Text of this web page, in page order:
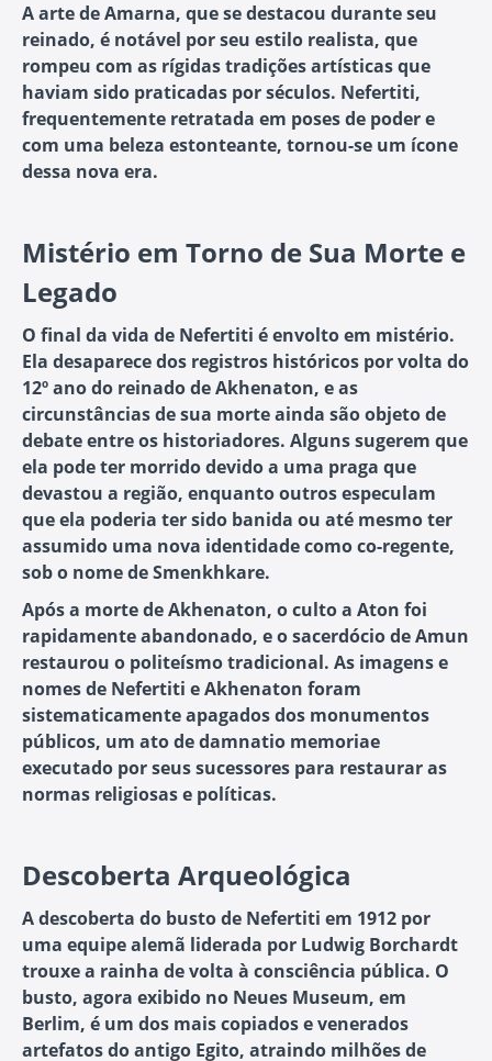
A arte de Amarna, que se destacou durante seu
reinado, é notável por seu estilo realista, que
rompeu com as rígidas tradições artísticas que
haviam sido praticadas por séculos. Nefertiti,
frequentemente retratada em poses de poder e
com uma beleza estonteante, tornou-se um ícone
dessa nova era.
Mistério em Torno de Sua Morte e
Legado
O final da vida de Nefertiti é envolto em mistério.
Ela desaparece dos registros históricos por volta do
12º ano do reinado de Akhenaton, e as
circunstâncias de sua morte ainda são objeto de
debate entre os historiadores. Alguns sugerem que
ela pode ter morrido devido a uma praga que
devastou a região, enquanto outros especulam
que ela poderia ter sido banida ou até mesmo ter
assumido uma nova identidade como co-regente,
sob o nome de Smenkhkare.
Após a morte de Akhenaton, o culto a Aton foi
rapidamente abandonado, e o sacerdócio de Amun
restaurou o politeísmo tradicional. As imagens e
nomes de Nefertiti e Akhenaton foram
sistematicamente apagados dos monumentos
públicos, um ato de damnatio memoriae
executado por seus sucessores para restaurar as
normas religiosas e políticas.
Descoberta Arqueológica
A descoberta do busto de Nefertiti em 1912 por
uma equipe alemã liderada por Ludwig Borchardt
trouxe a rainha de volta à consciência pública. O
busto, agora exibido no Neues Museum, em
Berlim, é um dos mais copiados e venerados
artefatos do antigo Egito, atraindo milhões de